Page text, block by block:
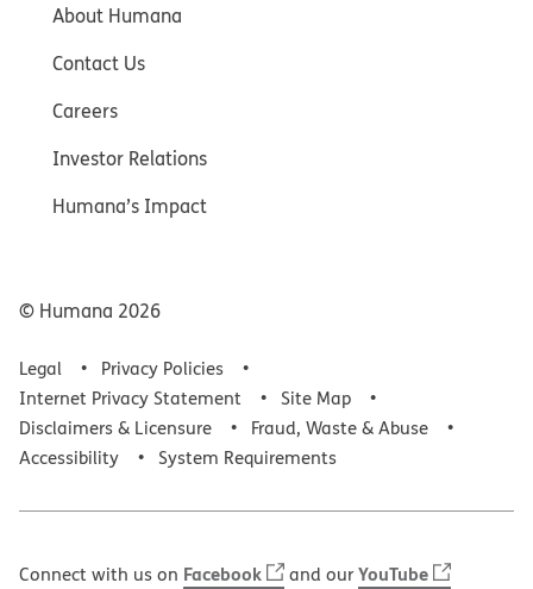
About Humana
Contact Us
Careers
Investor Relations
Humana’s Impact
© Humana 2026
Legal
Privacy Policies
Internet Privacy Statement
Site Map
Disclaimers & Licensure
Fraud, Waste & Abuse
Accessibility
System Requirements
Connect with us on Facebook and ourYouTube